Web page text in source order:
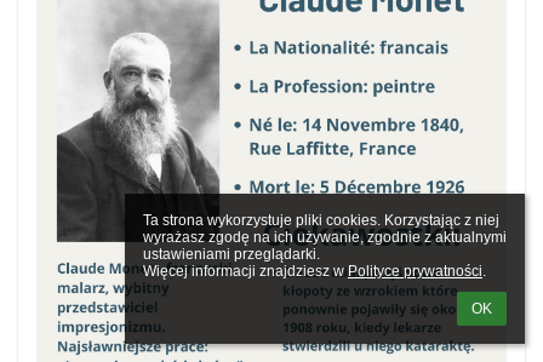
Ta strona wykorzystuje pliki cookies. Korzystając z niej
wyrażasz zgodę na ich używanie, zgodnie z aktualnymi
ustawieniami przeglądarki.
Więcej informacji znajdziesz w Polityce prywatności.
OK